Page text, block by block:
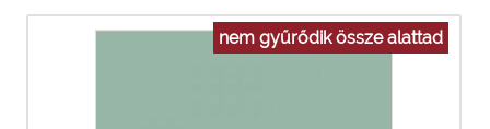
nem gyűrődik össze alattad